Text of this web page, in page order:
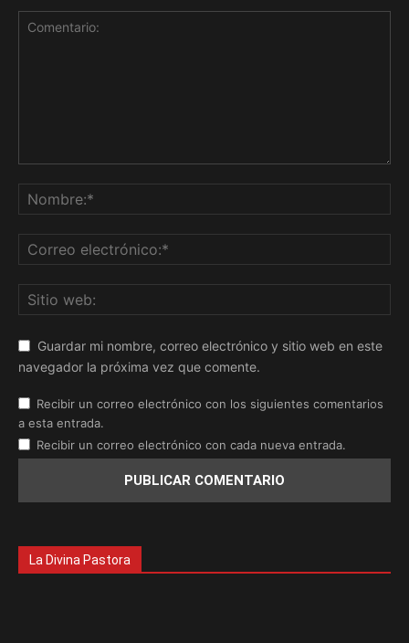
Guardar mi nombre, correo electrónico y sitio web en este
navegador la próxima vez que comente.
Recibir un correo electrónico con los siguientes comentarios
a esta entrada.
Recibir un correo electrónico con cada nueva entrada.
La Divina Pastora